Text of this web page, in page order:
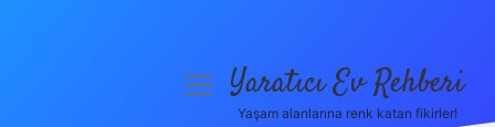
menüyüYaratıcı Ev Rehberi
Yaşam alanlarına renk katan fikirler!